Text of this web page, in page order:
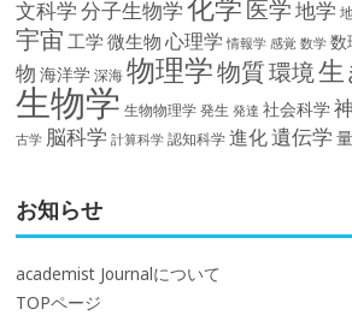
文科学分子生物学 医学地学
宇宙 工学 微生物 心理学 情報学 感覚 数学 数
物 海洋学 深海 物理学物質環境
生物学 生物物理学 発生 発達 社会科学
古学 脳科学 計算科学 認知科学 進化遺伝学
お知らせ
academist Journalについて
TOPページ